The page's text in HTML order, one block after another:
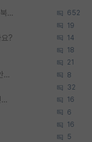
[무료] 2026 미국 대학원 유학 스타터팩 - 가이드북 & 합격자 컨택메일 템플릿 652
19
? 14
18
21
석박사 과정 합격하고, 컨택했던교수님이 연락이 안됩니다... 8
32
박사진학하기에 2억은 괜찮은 (?) 정도의 경제력인가요 16
6
16
5